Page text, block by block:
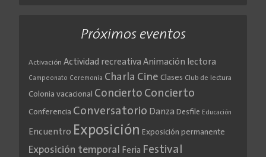
Próximos eventos
Activación Actividad recreativa Animación lectora
Campeonato Ceremonia Charla Cine Clases Club de lectura
Colonia vacacional Concierto Concierto
Conferencia Conversatorio Danza Desfile Educación
Encuentro Exposición Exposición permanente
Exposición temporal Feria Festival